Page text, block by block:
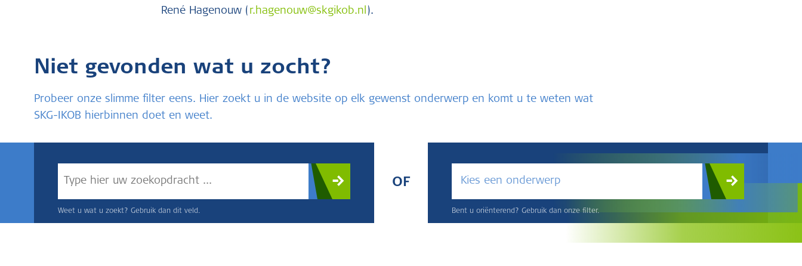
René Hagenouw ( r.hagenouw@skgikob.nl ).
Niet gevonden wat u zocht?
Probeer onze slimme filter eens. Hier zoekt u in de website op elk gewenst onderwerp en komt u te weten wat
SKG-IKOB hierbinnen doet en weet.
Weet u wat u zoekt? Gebruik dan dit veld.
OF Kies een onderwerp
Bent u oriënterend? Gebruik dan onze filter.